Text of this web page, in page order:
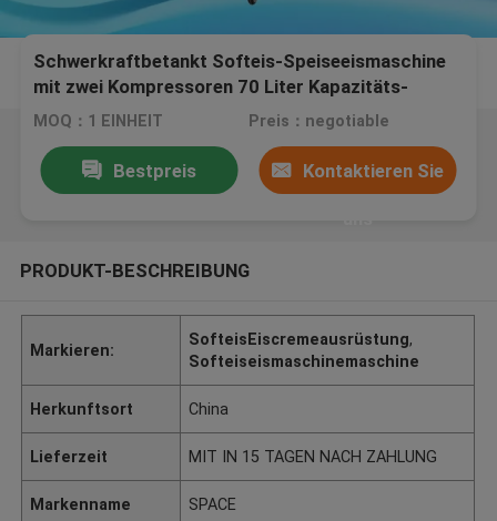
Schwerkraftbetankt Softeis-Speiseeismaschine
mit zwei Kompressoren 70 Liter Kapazitäts-
MOQ：1 EINHEIT Preis：negotiable
Bestpreis Kontaktieren Sie
PRODUKT-BESCHREIBUNG
Markieren:
SofteisEiscremeausrüstung,
Softeiseismaschinemaschine
Herkunftsort China
Lieferzeit MIT IN 15 TAGEN NACH ZAHLUNG
Markenname SPACE